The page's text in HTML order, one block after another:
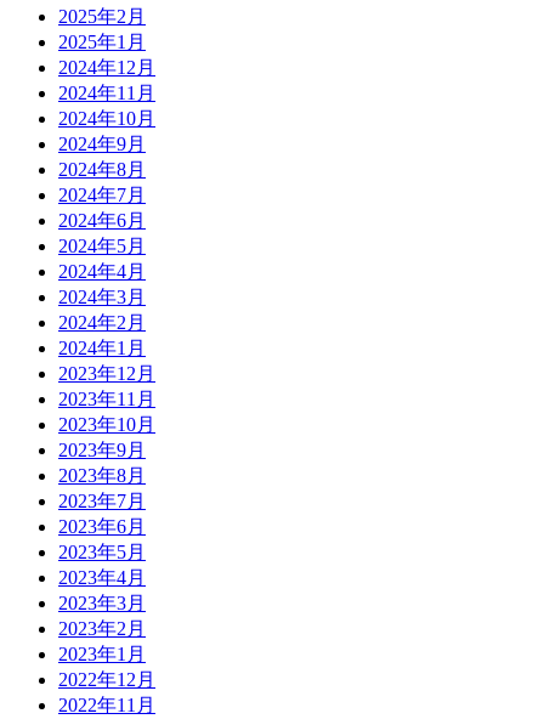
2025年2月
2025年1月
2024年12月
2024年11月
2024年10月
2024年9月
2024年8月
2024年7月
2024年6月
2024年5月
2024年4月
2024年3月
2024年2月
2024年1月
2023年12月
2023年11月
2023年10月
2023年9月
2023年8月
2023年7月
2023年6月
2023年5月
2023年4月
2023年3月
2023年2月
2023年1月
2022年12月
2022年11月